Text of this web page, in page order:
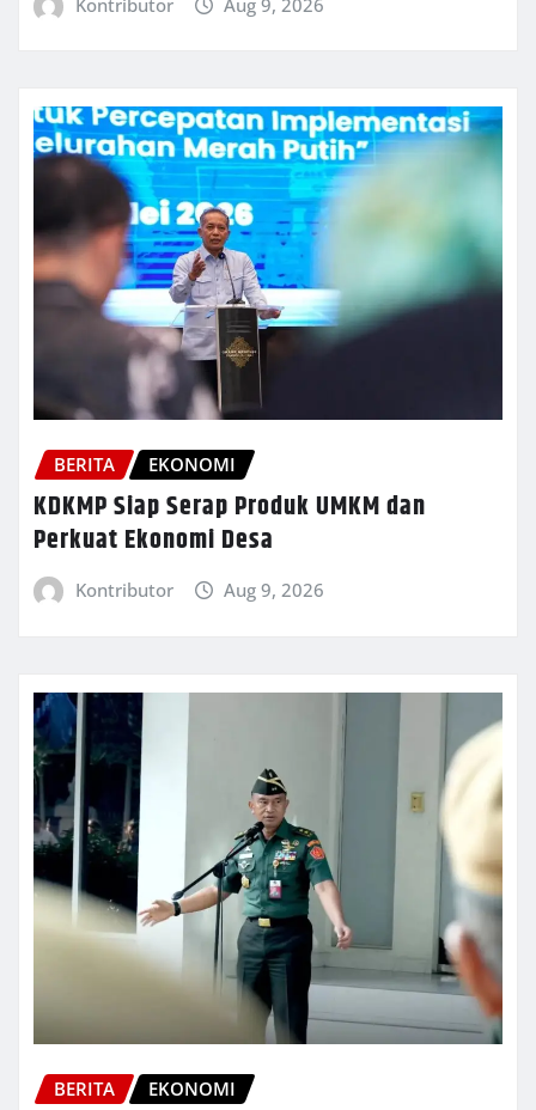
BERITA EKONOMI
KDKMP Siap Serap Produk UMKM dan
Perkuat Ekonomi Desa
Kontributor Aug 9, 2026
BERITA EKONOMI